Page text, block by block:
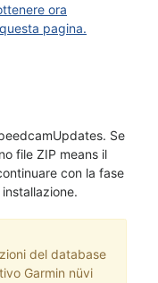
ora
pagina.
Se
file ZIP means il
con la fase
del database
Garmin nüvi